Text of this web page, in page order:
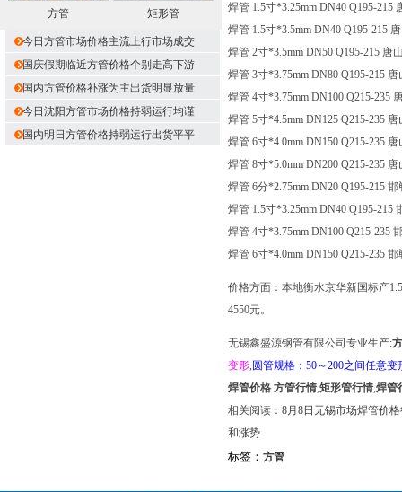
方管 矩形管
今日方管市场价格主流上行市场成交
国庆假期临近方管价格个别走高下游
国内方管价格补涨为主出货明显放量
今日沈阳方管市场价格持弱运行均谨
国内明日方管价格持弱运行出货平平
焊管 1.5寸*3.25mm DN40 Q195-215
焊管 1.5寸*3.5mm DN40 Q195-215
焊管 2寸*3.5mm DN50 Q195-215 唐
焊管 3寸*3.75mm DN80 Q195-215 唐
焊管 4寸*3.75mm DN100 Q215-235
焊管 5寸*4.5mm DN125 Q215-235 唐
焊管 6寸*4.0mm DN150 Q215-235 唐
焊管 8寸*5.0mm DN200 Q215-235 唐
焊管 6分*2.75mm DN20 Q195-215 邯
焊管 1.5寸*3.25mm DN40 Q195-215
焊管 4寸*3.75mm DN100 Q215-235
焊管 6寸*4.0mm DN150 Q215-235 邯
价格方面：本地衡水京华新国标产
4550元。
无锡鑫盛源钢管有限公司专业生产:
变形, 圆管规格：50～200之间任意变
焊管价格.方管行情,矩形管行情,焊管
相关阅读： 8月8日无锡市场焊管价
和涨势
标签： 方管